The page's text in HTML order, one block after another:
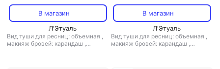
04, Коричневый, 1 г
В магазин
Л'Этуаль
Вид туши для ресниц: объемная ,
макияж бровей: карандаш ,
01, Блонд, 1 гВ магазин
Л'Этуаль
Вид туши для ресниц: объемная ,
макияж бровей: карандаш ,